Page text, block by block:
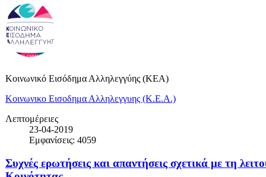
Κοινωνικό Εισόδημα Αλληλεγγύης (ΚΕΑ)
Κοινωνικο Εισοδημα Αλληλεγγυης (Κ.Ε.Α.)
Λεπτομέρειες
23-04-2019
Εμφανίσεις: 4059
Συχνές ερωτήσεις και απαντήσεις σχετικά με τη